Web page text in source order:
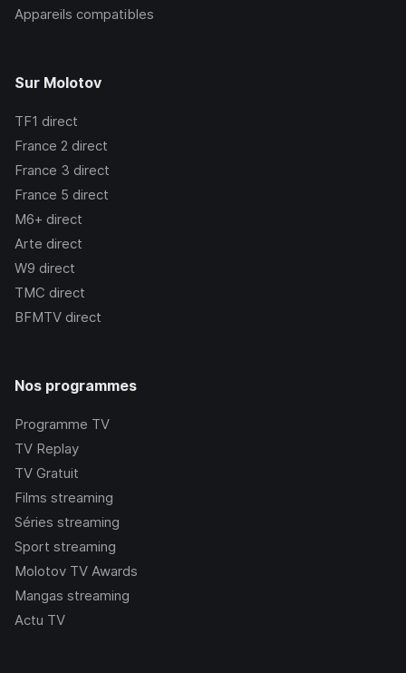
Appareils compatibles
Sur Molotov
TF1 direct
France 2 direct
France 3 direct
France 5 direct
M6+ direct
Arte direct
W9 direct
TMC direct
BFMTV direct
Nos programmes
Programme TV
TV Replay
TV Gratuit
Films streaming
Séries streaming
Sport streaming
Molotov TV Awards
Mangas streaming
Actu TV